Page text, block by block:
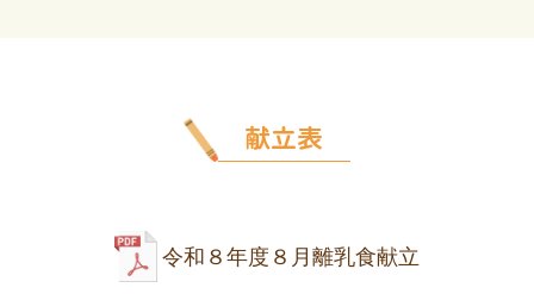
献立表
令和８年度８月離乳食献立